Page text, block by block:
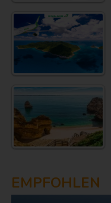
EMPFOHLEN